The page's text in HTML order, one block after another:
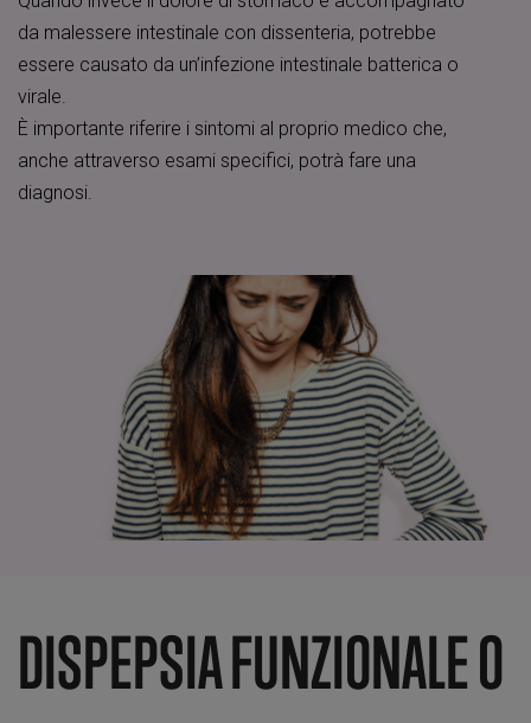
da malessere intestinale con dissenteria, potrebbe
essere causato da un’infezione intestinale batterica o
virale.
È importante riferire i sintomi al proprio medico che,
anche attraverso esami specifici, potrà fare una
diagnosi.
DISPEPSIA FUNZIONALE O